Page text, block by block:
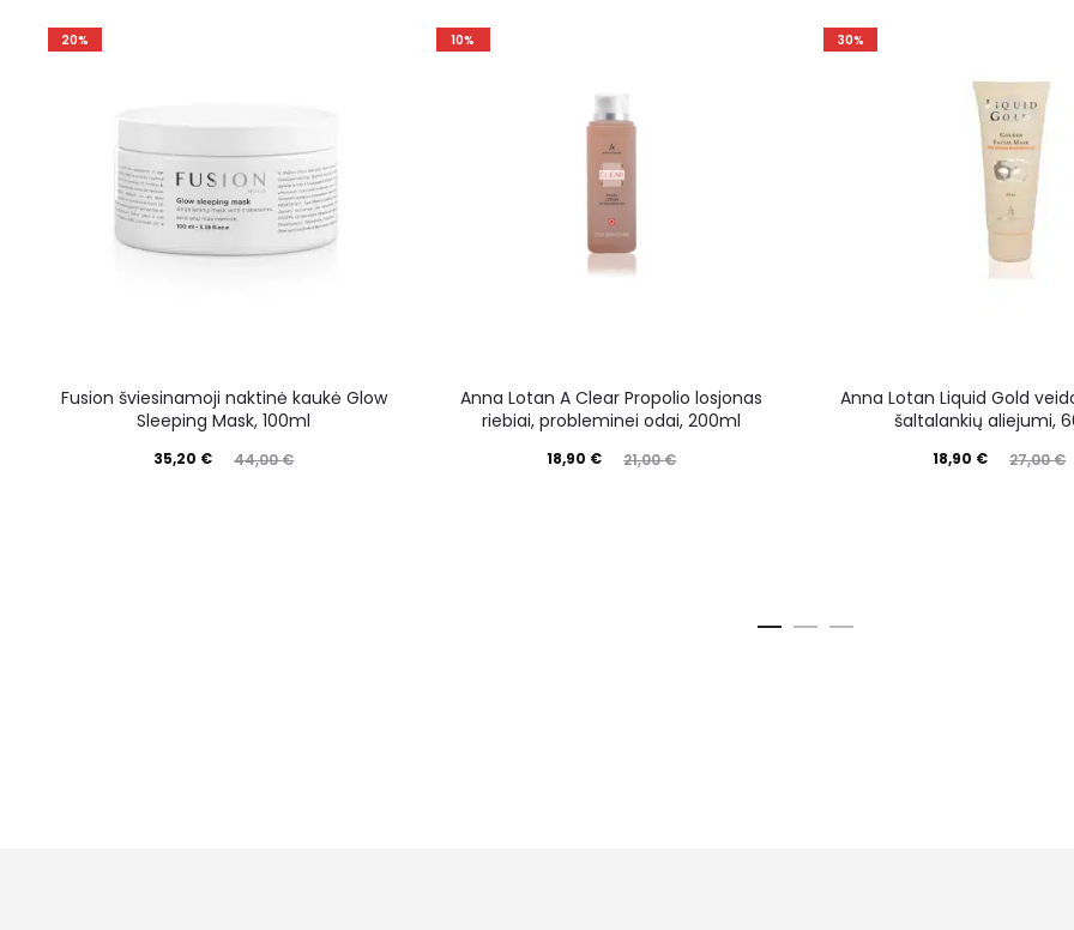
20%
Fusion šviesinamoji naktinė kaukė Glow
Sleeping Mask, 100ml
44,00€
35,20 €
10%
Anna Lotan A Clear Propolio losjonas
riebiai, probleminei odai, 200ml
21,00€
18,90 €
30%
Anna Lotan Liquid Gold
šaltalankių aliejumi,
27,00€
18,90 €